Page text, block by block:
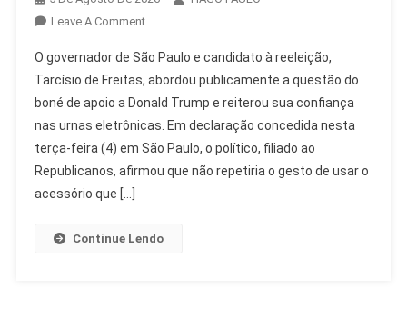
Leave A CommentOn
De
Freitas:
Boné
De
Trump
E
O governador de São Paulo e candidato à reeleição,
Tarcísio de Freitas, abordou publicamente a questão do
boné de apoio a Donald Trump e reiterou sua confiança
nas urnas eletrônicas. Em declaração concedida nesta
terça-feira (4) em São Paulo, o político, filiado ao
Republicanos, afirmou que não repetiria o gesto de usar o
acessório que […]
Continue Lendo